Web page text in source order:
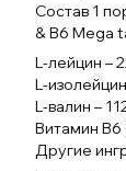
Состав 1
& B6 Mega
L-лейцин –
L-
L-валин –
Витамин B6
Другие